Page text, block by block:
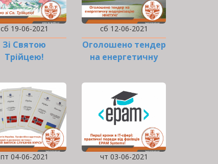
сб 19-06-2021
Зі Святою
Трійцею!
сб 12-06-2021
Оголошено тендер
на енергетичну
ІФНТУНГ
пт 04-06-2021 чт 03-06-2021